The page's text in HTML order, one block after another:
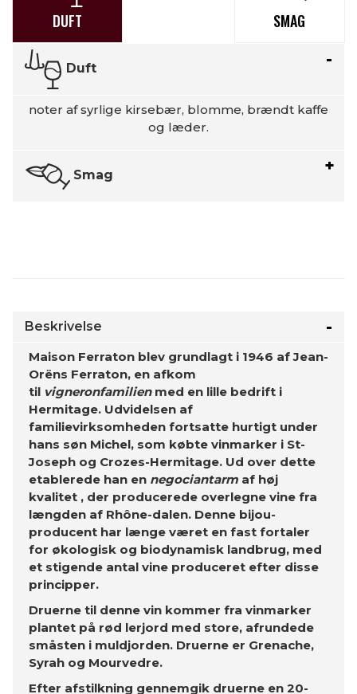
DUFT SMAG
Duft
noter af syrlige kirsebær, blomme, brændt kaffe
og læder.
Smag
Beskrivelse
Maison Ferraton blev grundlagt i 1946 af Jean-
Orëns Ferraton, en afkom
til vigneronfamilienmed en lille bedrift i
Hermitage. Udvidelsen af ​​
familievirksomheden fortsatte hurtigt under
hans søn Michel, som købte vinmarker i St-
Joseph og Crozes-Hermitage. Ud over dette
etablerede han en negociantarm af høj
kvalitet , der producerede overlegne vine fra
længden af ​​Rhône-dalen. Denne bijou-
producent har længe været en fast fortaler
for økologisk og biodynamisk landbrug, med
et stigende antal vine produceret efter disse
principper.
Druerne til denne vin kommer fra vinmarker
plantet på rød lerjord med store, afrundede
småsten i muldjorden. Druerne er Grenache,
Syrah og Mourvedre.
Efter afstilkning gennemgik druerne en 20-